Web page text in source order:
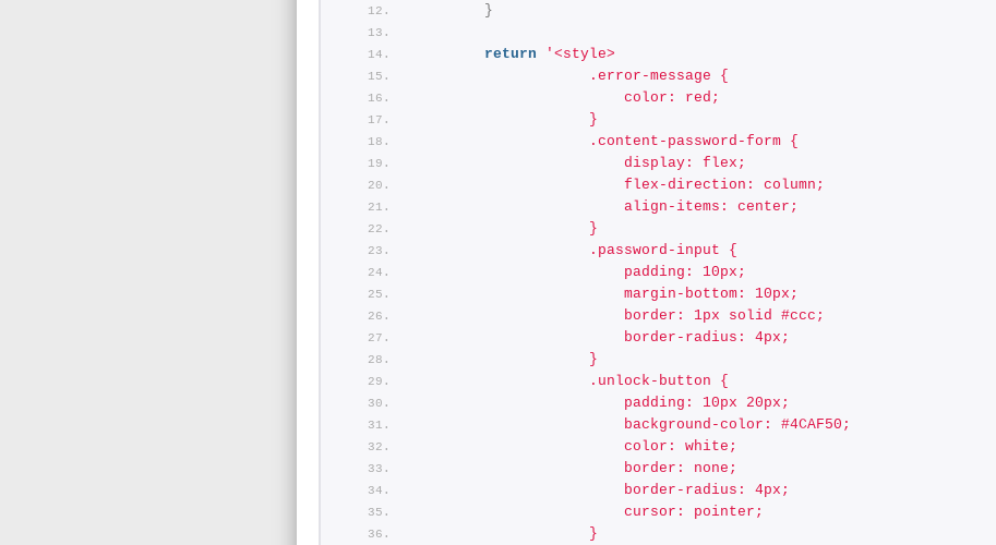
}
return
'<style>
                    .error-message {
                        color: red;
                    }
                    .content-password-form {
                        display: flex;
                        flex-direction: column;
                        align-items: center;
                    }
                    .password-input {
                        padding: 10px;
                        margin-bottom: 10px;
                        border: 1px solid #ccc;
                        border-radius: 4px;
                    }
                    .unlock-button {
                        padding: 10px 20px;
                        background-color: #4CAF50;
                        color: white;
                        border: none;
                        border-radius: 4px;
                        cursor: pointer;
                    }